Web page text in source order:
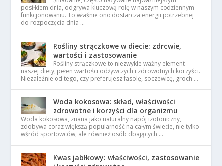
posiłkiem dnia, odgrywa kluczową rolę w naszym codziennym
funkcjonowaniu. To właśnie ono dostarcza energii potrzebnej
do rozpoczęcia dnia …
Rośliny strączkowe w diecie: zdrowie,
wartości i zastosowanie
Rośliny strączkowe to niezwykle ważny element
naszej diety, pełen wartości odżywczych i zdrowotnych korzyści.
Niezależnie od tego, czy preferujesz fasolę, soczewicę, groch …
Woda kokosowa: skład, właściwości
zdrowotne i korzyści dla organizmu
Woda kokosowa, znana jako naturalny napój izotoniczny,
zdobywa coraz większą popularność na całym świecie, nie tylko
wśród sportowców, ale również osób dbających …
Kwas jabłkowy: właściwości, zastosowanie